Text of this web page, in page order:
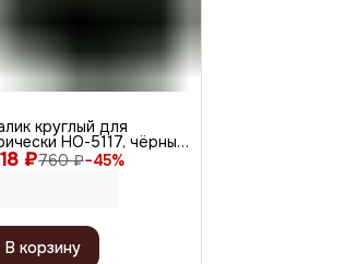
₽760 ₽−45%
круглый для
НО-5117, чёрный,
см
В корзину